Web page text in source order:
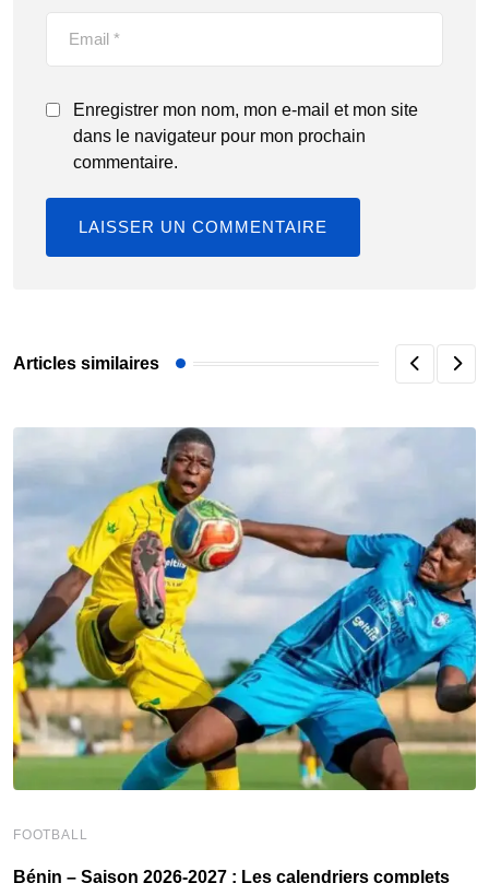
Enregistrer mon nom, mon e-mail et mon site
dans le navigateur pour mon prochain
commentaire.
Articles similaires
FOOTBALL
Bénin – Saison 2026-2027 : Les calendriers complets